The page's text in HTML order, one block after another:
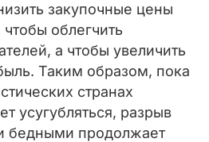
закупочные цены
облегчить
а чтобы увеличить
Таким образом, пока
странах
усугубляться, разрыв
бедными продолжает